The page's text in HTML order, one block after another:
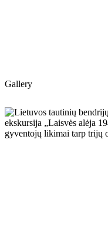
Gallery